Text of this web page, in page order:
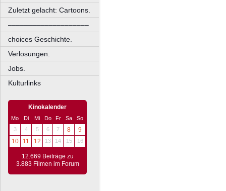
Zuletzt gelacht: Cartoons.
––––––––––––––––––––
choices Geschichte.
Verlosungen.
Jobs.
Kulturlinks
Kinokalender
Mo Di Mi Do Fr Sa
So
3
4 5 6 7 8
9
10
11 12 13 14 15 16
12.669 Beiträge zu
3.883 Filmen im Forum